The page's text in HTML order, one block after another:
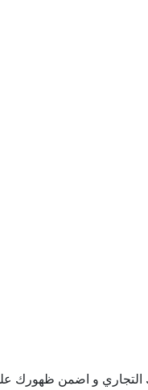
التجاري و اضمن